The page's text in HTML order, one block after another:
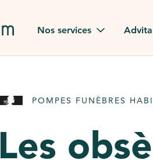
Nos services
Rapatriement à
Pierre tombale
Advitam
POMPES FUNÈBRES
Les